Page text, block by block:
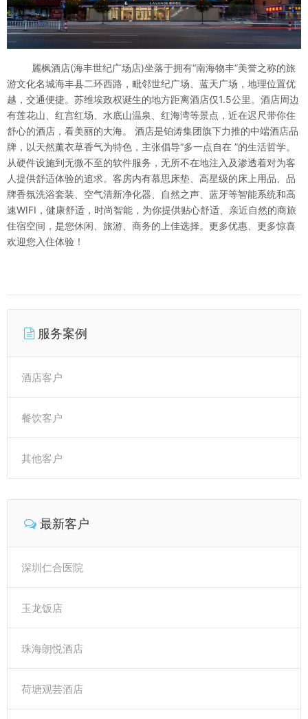
麗枫酒店(海丰世纪广场店)坐落于拥有“南海物丰”美誉之称的旅
游文化名城海丰县二环西路，毗邻世纪广场、蓝天广场，地理位置优
越，交通便捷。苏维埃政权诞生的地方距离酒店仅1.5公里。酒店周边
有莲花山、红宫红场、水底山温泉、红海湾等景点，近在迟尺带你住
舒心的酒店，看美丽的大海。 酒店是铂涛集团旗下力推的中端酒店品
牌，以天然薰衣草香气为特色，主张倡导“多一点自在 ”的生活哲学。
从硬件设施到无微不至的软件服务，无所不在地注入及渗透着对为客
人提供舒适体验的追求。客房内有慕思床垫、高星级的床上用品、品
牌香氛洗浴套装、空气清新净化器、自然之声、蓝牙等智能系统和高
速WIFI，健康舒适，时尚智能，为你提供贴心舒适、亲近自然的商旅
住宿空间，是您休闲、旅游、商务的上佳选择。更多优惠、更多惊喜
欢迎您入住体验！
服务案例
酒店客户
餐饮客户
其他客户
最新客户
深圳仁合医院
玉龙饭店
珠海朗悦酒店
荷塘观芸酒店